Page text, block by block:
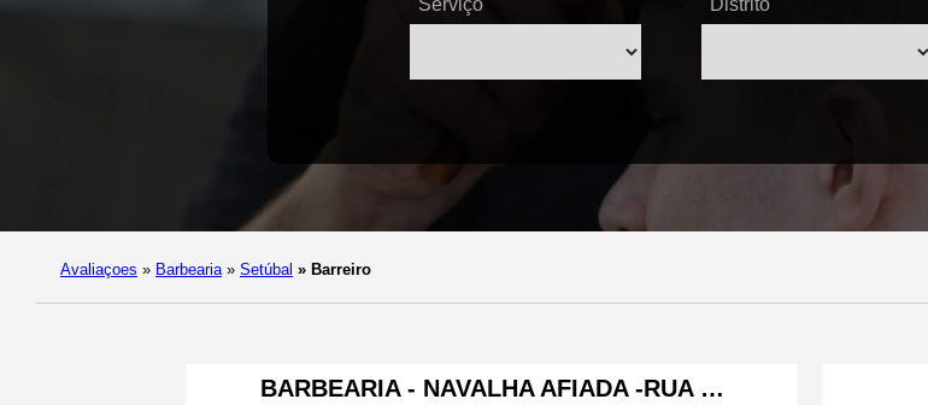
Serviço Distrito
Avaliaçoes » Barbearia » Setúbal » Barreiro
BARBEARIA - NAVALHA AFIADA -RUA …